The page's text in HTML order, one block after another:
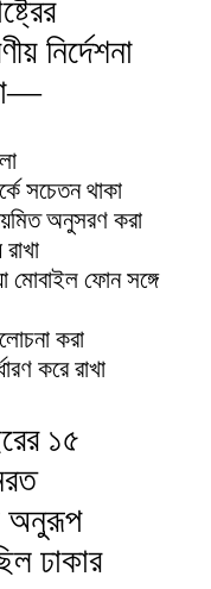
নির্দেশনা
সচেতন থাকা
অনুসরণ করা
মোবাইল ফোন সঙ্গে
করা
করে রাখা
১৫
অনুরূপ
ঢাকার